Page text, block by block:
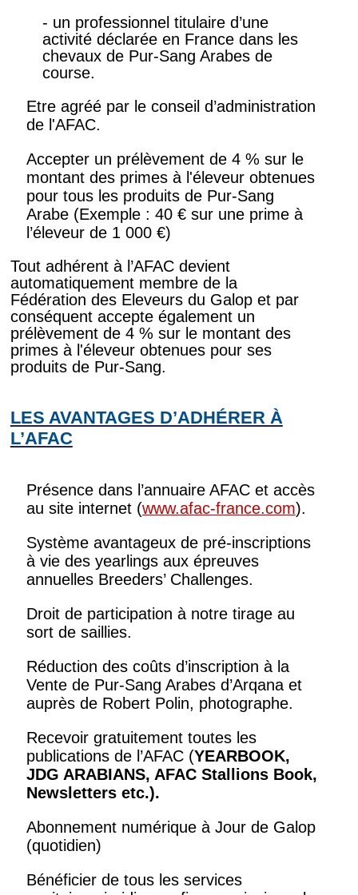
- un professionnel titulaire d’une
activité déclarée en France dans les
chevaux de Pur-Sang Arabes de
course.
Etre agréé par le conseil d’administration
de l'AFAC.
Accepter un prélèvement de 4 % sur le
montant des primes à l'éleveur obtenues
pour tous les produits de Pur-Sang
Arabe (Exemple : 40 € sur une prime à
l’éleveur de 1 000 €)
Tout adhérent à l’AFAC devient
automatiquement membre de la
Fédération des Eleveurs du Galop et par
conséquent accepte également un
prélèvement de 4 % sur le montant des
primes à l'éleveur obtenues pour ses
produits de Pur-Sang.
LES AVANTAGES D’ADHÉRER À
L’AFAC
Présence dans l’annuaire AFAC et accès
au site internet (www.afac-france.com).
Système avantageux de pré-inscriptions
à vie des yearlings aux épreuves
annuelles Breeders’ Challenges.
Droit de participation à notre tirage au
sort de saillies.
Réduction des coûts d’inscription à la
Vente de Pur-Sang Arabes d’Arqana et
auprès de Robert Polin, photographe.
Recevoir gratuitement toutes les
publications de l’AFAC (YEARBOOK,
JDG ARABIANS, AFAC Stallions Book,
Newsletters etc.).
Abonnement numérique à Jour de Galop
(quotidien)
Bénéficier de tous les services